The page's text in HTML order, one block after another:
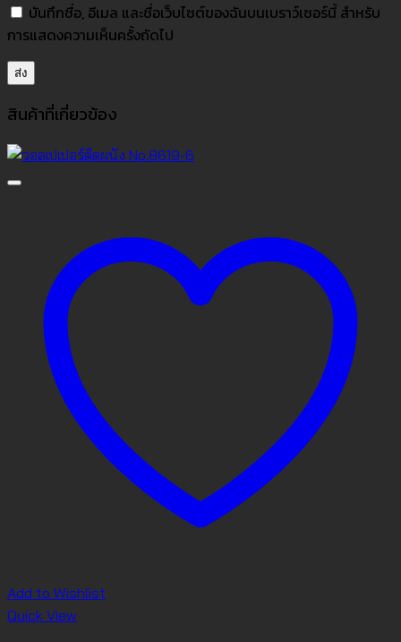
บันทึกชื่อ, อีเมล และชื่อเว็บไซต์ของฉันบนเบราว์เซอร์นี้ สำหรับ
การแสดงความเห็นครั้งถัดไป
สินค้าที่เกี่ยวข้อง
Add to Wishlist
Quick View